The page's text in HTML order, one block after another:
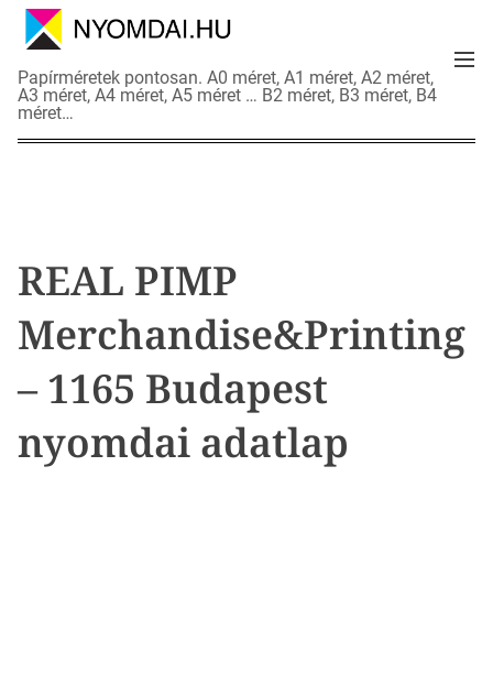
N
y
o
m
a
o
Papírméretek pontosan. A0 méret, A1 méret, A2 méret,
A3 méret, A4 méret, A5 méret … B2 méret, B3 méret, B4
méret…
M
REAL PIMP
Merchandise&Printing
– 1165 Budapest
nyomdai adatlap